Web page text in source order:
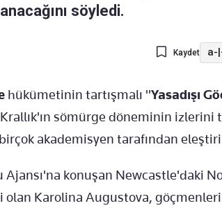
söyledi.
Kaydet a-|
hükümetinin tartışmalı "Yasadışı
sömürge döneminin izlerini
akademisyen tarafından
Ajansı'na konuşan Newcastle'daki
olan Karolina Augustova,